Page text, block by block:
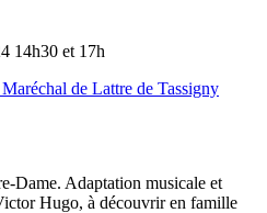
14h30 et 17h
de Lattre de Tassigny
Dame. Adaptation musicale et
Hugo, à découvrir en famille